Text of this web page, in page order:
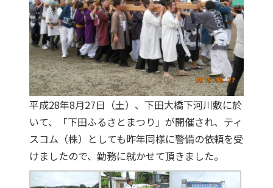
平成28年8月27日（土）、下田大橋下河川敷に於
いて、
「下田ふるさとまつり」 が開催され、ティ
スコム（株）としても昨年同様に警備の依頼を受
けましたので、勤務に就かせて頂きました。